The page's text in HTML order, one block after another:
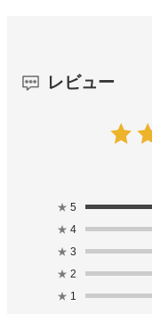
レビュー
★ 5
★ 4
★ 3
★ 2
★ 1